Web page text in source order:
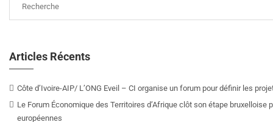
Articles Récents
Côte d’Ivoire-AIP/ L’ONG Eveil – CI organise un forum pour définir les
Le Forum Économique des Territoires d’Afrique clôt son étape
européennes